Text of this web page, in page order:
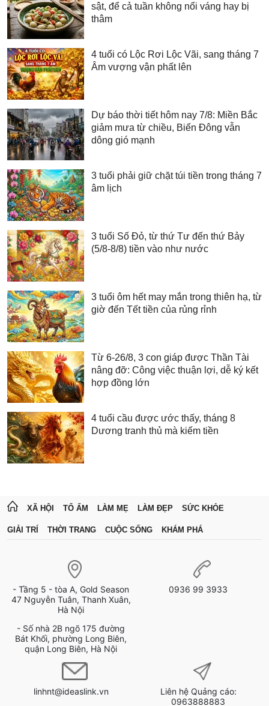
sật, để cả tuần không nổi váng hay bị
thâm
4 tuổi có Lộc Rơi Lộc Vãi, sang tháng 7
Âm vượng vận phất lên
Dự báo thời tiết hôm nay 7/8: Miền Bắc
giảm mưa từ chiều, Biển Đông vẫn
dông gió mạnh
3 tuổi phải giữ chặt túi tiền trong tháng 7
âm lịch
3 tuổi Số Đỏ, từ thứ Tư đến thứ Bảy
(5/8-8/8) tiền vào như nước
3 tuổi ôm hết may mắn trong thiên hạ, từ
giờ đến Tết tiền của rủng rỉnh
Từ 6-26/8, 3 con giáp được Thần Tài
nâng đỡ: Công việc thuận lợi, dễ ký kết
hợp đồng lớn
4 tuổi cầu được ước thấy, tháng 8
Dương tranh thủ mà kiếm tiền
XÃ HỘI TỔ ẤM LÀM MẸ LÀM ĐẸP SỨC KHỎE
GIẢI TRÍ THỜI TRANG CUỘC SỐNG KHÁM PHÁ
- Tầng 5 - tòa A, Gold Season
47 Nguyễn Tuân, Thanh Xuân,
Hà Nội
- Số nhà 2B ngõ 175 đường
Bát Khối, phường Long Biên,
quận Long Biên, Hà Nội
0936 99 3933
linhnt@ideaslink.vn
Liên hệ Quảng cáo:
0963888883